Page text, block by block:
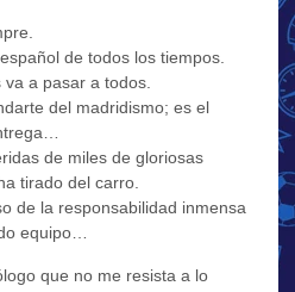
de todos los tiempos.
a pasar a todos.
del madridismo; es el
de miles de gloriosas
tirado del carro.
de la responsabilidad inmensa
equipo…
que no me resista a lo